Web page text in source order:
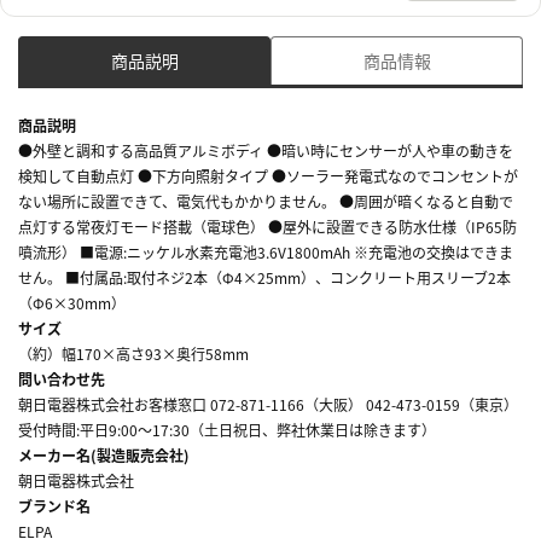
商品説明 商品情報
商品説明
●外壁と調和する高品質アルミボディ ●暗い時にセンサーが人や車の動きを
検知して自動点灯 ●下方向照射タイプ ●ソーラー発電式なのでコンセントが
ない場所に設置できて、電気代もかかりません。 ●周囲が暗くなると自動で
点灯する常夜灯モード搭載（電球色） ●屋外に設置できる防水仕様（IP65防
噴流形） ■電源:ニッケル水素充電池3.6V1800mAh ※充電池の交換はできま
せん。 ■付属品:取付ネジ2本（Φ4×25mm）、コンクリート用スリーブ2本
（Φ6×30mm）
サイズ
（約）幅170×高さ93×奥行58mm
問い合わせ先
朝日電器株式会社お客様窓口 072-871-1166（大阪） 042-473-0159（東京）
受付時間:平日9:00～17:30（土日祝日、弊社休業日は除きます）
メーカー名(製造販売会社)
朝日電器株式会社
ブランド名
ELPA